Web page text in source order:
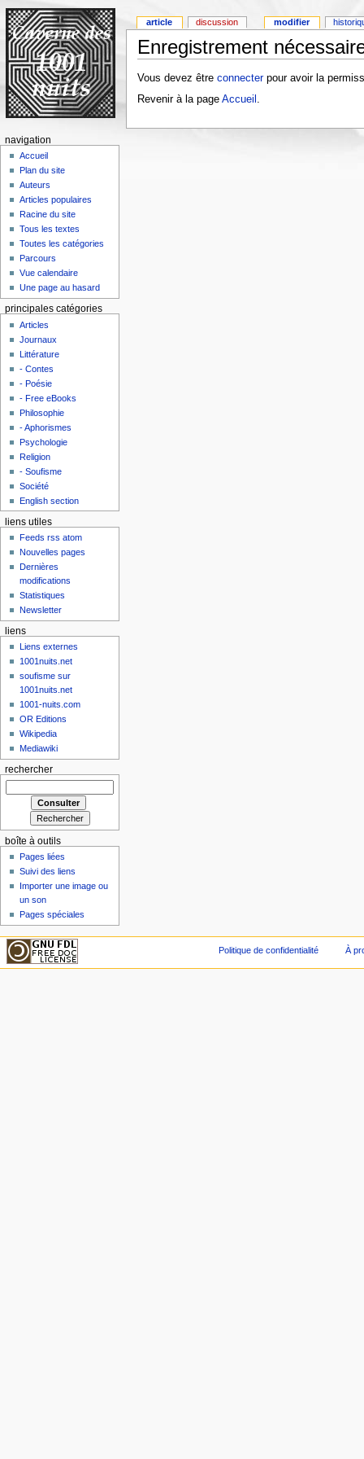
Enregistrement
Vous devez être connecterpour avoir la
Revenir à la page Accueil
article discussion modifier
navigation
Accueil
Plan du site
Auteurs
Articles populaires
Racine du site
Tous les textes
Toutes les catégories
Parcours
Vue calendaire
Une page au hasard
principales catégories
Articles
Journaux
Littérature
- Contes
- Poésie
- Free eBooks
Philosophie
- Aphorismes
Psychologie
Religion
- Soufisme
Société
English section
liens utiles
Feeds rss atom
Nouvelles pages
Dernières
modifications
Statistiques
Newsletter
liens
Liens externes
1001nuits.net
soufisme sur
1001nuits.net
1001-nuits.com
OR Editions
Wikipedia
Mediawiki
rechercher
boîte à outils
Pages liées
Suivi des liens
Importer une image ou
un son
Pages spéciales
Politique de confidentialité À